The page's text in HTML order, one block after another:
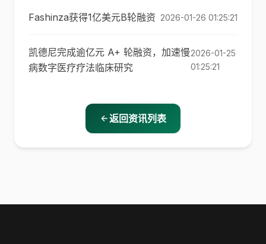
Fashinza获得1亿美元B轮融资 2026-01-26 01:25:21
凯德尼完成逾亿元 A+ 轮融资，加速慢
病数字医疗疗法临床研究
2026-01-25
01:25:21
返回资讯列表